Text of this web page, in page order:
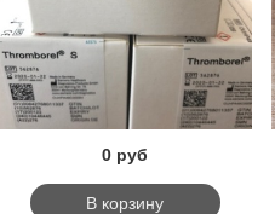
0 руб
В корзину